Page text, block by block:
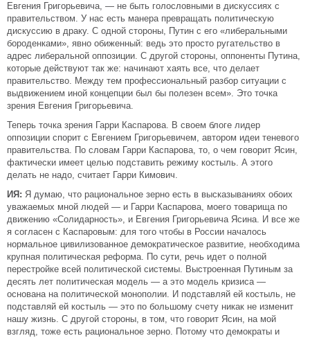
Евгения Григорьевича, — не быть голословными в дискуссиях с
правительством. У нас есть манера превращать политическую
дискуссию в драку. С одной стороны, Путин с его «либеральными
бороденками», явно обиженный: ведь это просто ругательство в
адрес либеральной оппозиции. С другой стороны, оппоненты Путина,
которые действуют так же: начинают хаять все, что делает
правительство. Между тем профессиональный разбор ситуации с
выдвижением иной концепции был бы полезен всем». Это точка
зрения Евгения Григорьевича.
Теперь точка зрения Гарри Каспарова. В своем блоге лидер
оппозиции спорит с Евгением Григорьевичем, автором идеи теневого
правительства. По словам Гарри Каспарова, то, о чем говорит Ясин,
фактически имеет целью подставить режиму костыль. А этого
делать не надо, считает Гарри Кимович.
ИЯ: Я думаю, что рациональное зерно есть в высказываниях обоих
уважаемых мной людей — и Гарри Каспарова, моего товарища по
движению «Солидарность», и Евгения Григорьевича Ясина. И все же
я согласен с Каспаровым: для того чтобы в России началось
нормальное цивилизованное демократическое развитие, необходима
крупная политическая реформа. По сути, речь идет о полной
перестройке всей политической системы. Выстроенная Путиным за
десять лет политическая модель — а это модель кризиса —
основана на политической монополии. И подставляй ей костыль, не
подставляй ей костыль — это по большому счету никак не изменит
нашу жизнь. С другой стороны, в том, что говорит Ясин, на мой
взгляд, тоже есть рациональное зерно. Потому что демократы и